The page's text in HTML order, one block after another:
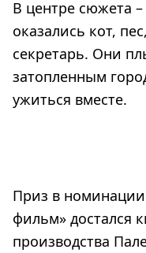
В центре сюжета
оказались кот,
секретарь. Они
затопленным
ужиться вместе.
Приз в
фильм» достался
производства